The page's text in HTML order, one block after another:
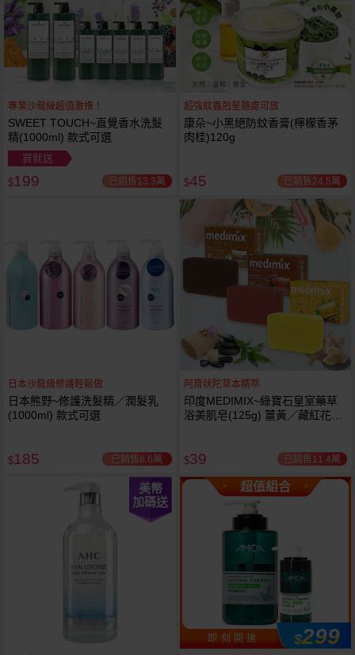
專業沙龍級超值激推！
SWEET TOUCH~直覺香水洗髮
精(1000ml) 款式可選
買就送
$199 已銷售13.3萬
超強蚊蟲剋星隨處可放
康朵~小黑絕防蚊香膏(檸檬香茅
肉桂)120g
$45 已銷售24.5萬
日本沙龍級修護輕鬆做
日本熊野~修護洗髮精／潤髮乳
(1000ml) 款式可選
$185 已銷售6.6萬
阿育吠陀草本精萃
印度MEDIMIX~綠寶石皇室藥草
浴美肌皂(125g) 薑黃／藏紅花／
$39 已銷售11.4萬
美幣
加碼送
超值組合
即 刻 開 搶 $299